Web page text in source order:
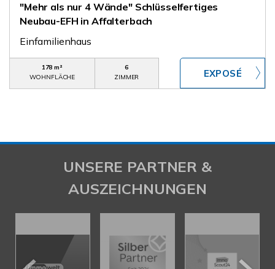
"Mehr als nur 4 Wände" Schlüsselfertiges
Neubau-EFH in Affalterbach
Einfamilienhaus
178 m²
WOHNFLÄCHE
6
ZIMMER
UNSERE PARTNER &
AUSZEICHNUNGEN